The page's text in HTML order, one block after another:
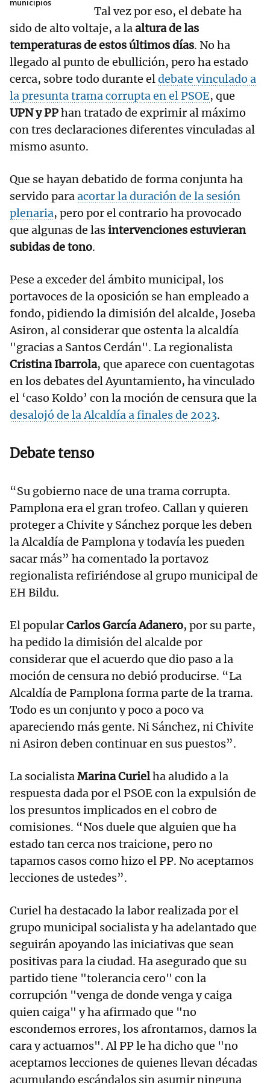
municipios
Tal vez por eso, el debate ha
sido de alto voltaje, a laaltura de las
temperaturas de estos últimos días. No ha
llegado al punto de ebullición, pero ha estado
cerca, sobre todo durante eldebate vinculado a
la presunta trama corrupta en el PSOE, que
UPN y PPhan tratado de exprimir al máximo
con tres declaraciones diferentes vinculadas al
mismo asunto.
Que se hayan debatido de forma conjunta ha
servido paraacortar la duración de la sesión
plenaria, pero por el contrario ha provocado
que algunas de lasintervenciones estuvieran
subidas de tono.
Pese a exceder del ámbito municipal, los
portavoces de la oposición se han empleado a
fondo, pidiendo la dimisión del alcalde, Joseba
Asiron, al considerar que ostenta la alcaldía
"gracias a Santos Cerdán". La regionalista
Cristina Ibarrola, que aparece con cuentagotas
en los debates del Ayuntamiento, ha vinculado
el ‘caso Koldo’ con la moción de censura que la
desalojó de la Alcaldía a finales de 2023.
Debate tenso
“Su gobierno nace de una trama corrupta.
Pamplona era el gran trofeo. Callan y quieren
proteger a Chivite y Sánchez porque les deben
la Alcaldía de Pamplona y todavía les pueden
sacar más” ha comentado la portavoz
regionalista refiriéndose al grupo municipal de
EH Bildu.
El popularCarlos García Adanero, por su parte,
ha pedido la dimisión del alcalde por
considerar que el acuerdo que dio paso a la
moción de censura no debió producirse. “La
Alcaldía de Pamplona forma parte de la trama.
Todo es un conjunto y poco a poco va
apareciendo más gente. Ni Sánchez, ni Chivite
ni Asiron deben continuar en sus puestos”.
La socialistaMarina Curielha aludido a la
respuesta dada por el PSOE con la expulsión de
los presuntos implicados en el cobro de
comisiones. “Nos duele que alguien que ha
estado tan cerca nos traicione, pero no
tapamos casos como hizo el PP. No aceptamos
lecciones de ustedes”.
Curiel ha destacado la labor realizada por el
grupo municipal socialista y ha adelantado que
seguirán apoyando las iniciativas que sean
positivas para la ciudad. Ha asegurado que su
partido tiene "tolerancia cero" con la
corrupción "venga de donde venga y caiga
quien caiga" y ha afirmado que "no
escondemos errores, los afrontamos, damos la
cara y actuamos". Al PP le ha dicho que "no
aceptamos lecciones de quienes llevan décadas
acumulando escándalos sin asumir ninguna